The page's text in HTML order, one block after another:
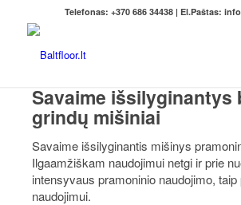
Telefonas: +370 686 34438 | El.Paštas:
Savaime išsilyginantys
grindų mišiniai
Savaime išsilyginantis mišinys
Ilgaamžiškam naudojimui netgi ir prie
intensyvaus pramoninio naudojimo,
naudojimui.